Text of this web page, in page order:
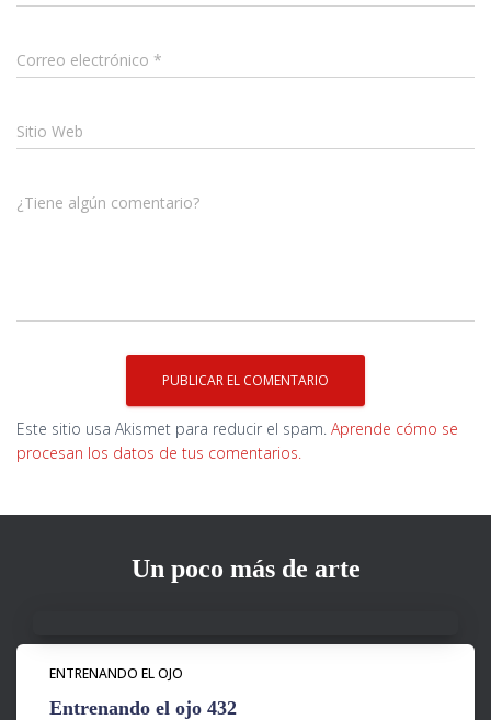
Correo electrónico *
Sitio Web
¿Tiene algún comentario?
Este sitio usa Akismet para reducir el spam. Aprende cómo se
procesan los datos de tus comentarios.
Un poco más de arte
ENTRENANDO EL OJO
Entrenando el ojo 432